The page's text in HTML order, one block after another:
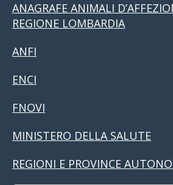
ANAGRAFE ANIMALI
REGIONE LOMBARDIA
ANFI
ENCI
FNOVI
MINISTERO DELLA SALUTE
REGIONI E PROVINCE